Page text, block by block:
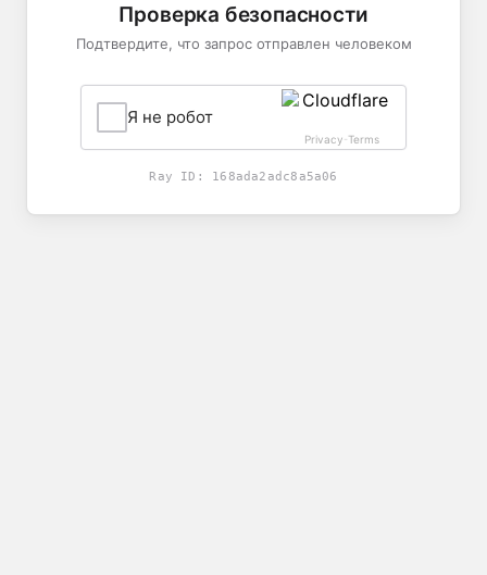
Проверка безопасности
Подтвердите, что запрос отправлен человеком
Я не робот
Privacy-Terms
Ray ID: 168ada2adc8a5a06